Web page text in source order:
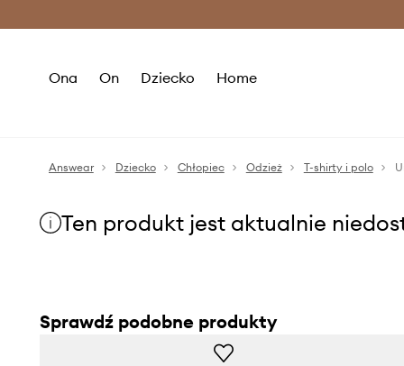
Ona On Dziecko Home
Answear Dziecko Chłopiec Odzież T-shirty i polo
Ten produkt jest aktualnie
Sprawdź podobne produkty